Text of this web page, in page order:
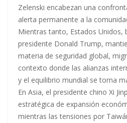
Zelenski encabezan una
alerta permanente a la
Mientras tanto, Estados Unidos,
presidente Donald Trump,
materia de seguridad global,
contexto donde las alianzas
y el equilibrio mundial se torna
En Asia, el presidente chino Xi
estratégica de expansión
mientras las tensiones por